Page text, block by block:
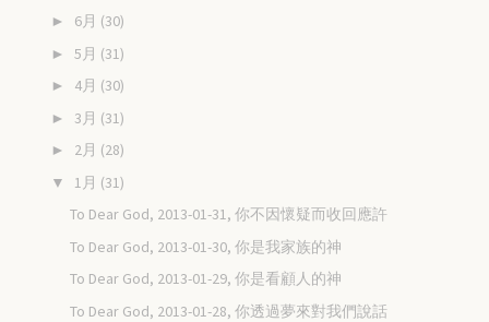
► 6月 (30)
► 5月 (31)
► 4月 (30)
► 3月 (31)
► 2月 (28)
▼ 1月 (31)
To Dear God, 2013-01-31, 你不因懷疑而收回應許
To Dear God, 2013-01-30, 你是我家族的神
To Dear God, 2013-01-29, 你是看顧人的神
To Dear God, 2013-01-28, 你透過夢來對我們說話